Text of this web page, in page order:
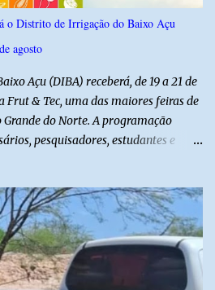
o Distrito de Irrigação do Baixo Açu
agosto
Açu (DIBA) receberá, de 19 a 21 de
Frut & Tec, uma das maiores feiras de
do Norte. A programação
pesquisadores, estudantes e
ao setor. Além das atividades
programação cultural. No dia 20 de
o show de humor com Mução,
de Vê Barreto. A Frut & Tec
de Irrigação do Baixo Açu como